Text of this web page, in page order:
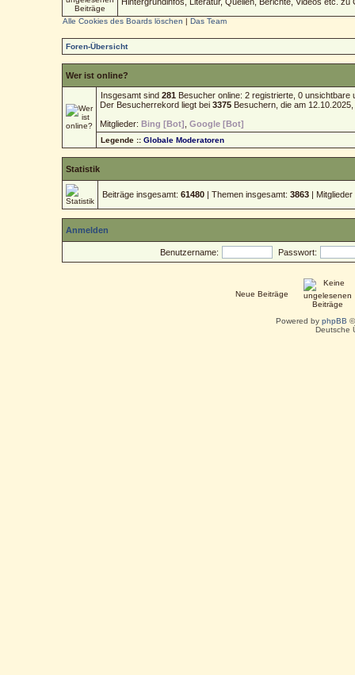
Alle Cookies des Boards löschen |Das Team
Foren-Übersicht
Wer ist online?
Insgesamt sind281 Besucher online: 2 registrierte, 0
Der Besucherrekord liegt bei3375 Besuchern, die am
Mitglieder:Bing [Bot] ,Google [Bot]
Legende ::Globale Moderatoren
Statistik
Beiträge insgesamt:61480 | Themen insgesamt:3863 |
Anmelden
Benutzername: Passwort:
Neue Beiträge
Powered by phpBB
Deutsche